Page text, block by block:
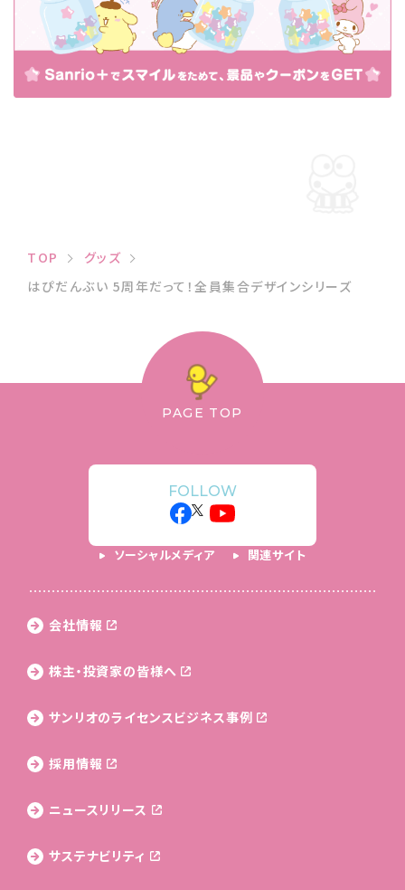
TOP
グッズ
はぴだんぶい 5周年だって！全員集合デザインシリーズ
PAGE TOP
FOLLOW
ソーシャルメディア 関連サイト
会社情報
株主・投資家の皆様へ
サンリオのライセンスビジネス事例
採用情報
ニュースリリース
サステナビリティ